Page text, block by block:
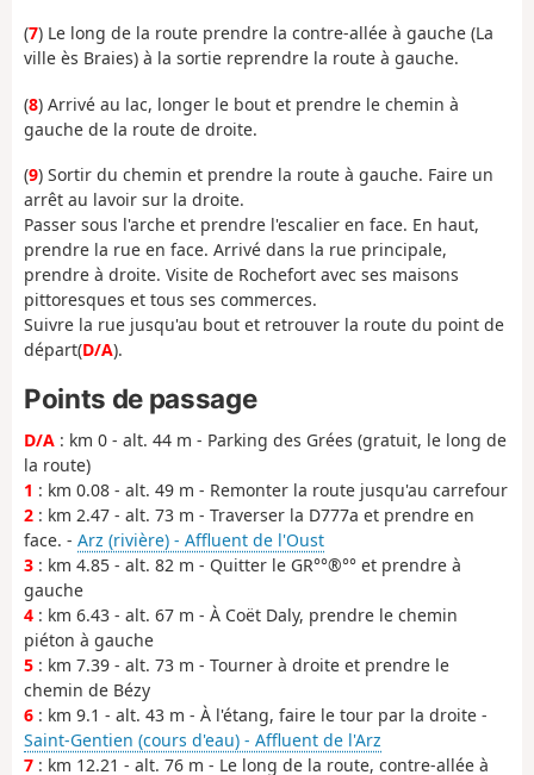
(7) Le long de la route prendre la contre-allée à gauche (La
ville ès Braies) à la sortie reprendre la route à gauche.
(8) Arrivé au lac, longer le bout et prendre le chemin à
gauche de la route de droite.
(9) Sortir du chemin et prendre la route à gauche. Faire un
arrêt au lavoir sur la droite.
Passer sous l'arche et prendre l'escalier en face. En haut,
prendre la rue en face. Arrivé dans la rue principale,
prendre à droite. Visite de Rochefort avec ses maisons
pittoresques et tous ses commerces.
Suivre la rue jusqu'au bout et retrouver la route du point de
départ(D/A).
Points de passage
D/A : km 0 - alt. 44 m - Parking des Grées (gratuit, le long de
la route)
1 : km 0.08 - alt. 49 m - Remonter la route jusqu'au carrefour
2 : km 2.47 - alt. 73 m - Traverser la D777a et prendre en
face. - Arz (rivière) - Affluent de l'Oust
3 : km 4.85 - alt. 82 m - Quitter le GR°°®°° et prendre à
gauche
4 : km 6.43 - alt. 67 m - À Coët Daly, prendre le chemin
piéton à gauche
5 : km 7.39 - alt. 73 m - Tourner à droite et prendre le
chemin de Bézy
6 : km 9.1 - alt. 43 m - À l'étang, faire le tour par la droite -
Saint-Gentien (cours d'eau) - Affluent de l'Arz
7 : km 12.21 - alt. 76 m - Le long de la route, contre-allée à